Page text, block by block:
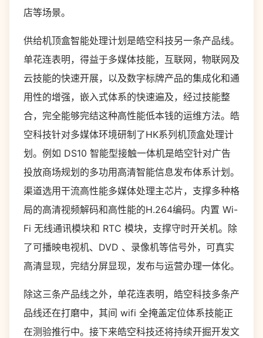
店等场景。
供给机顶盒智能处理计划是皓空科技另一条产品线。
单花连表明，得益于多媒体技能，互联网，物联网及
云技能的快速开展，以及数字标牌产品的集成化和通
用性的增强，嵌入式体系的快速遍及，经过技能整
合，完全能够完结这种高性能低本钱的运维方法。皓
空科技针对多媒体环境研制了HK系列机顶盒处理计
划。例如 DS10 智能型接触一体机是皓空针对广告
投放商场规划的多功用高清智能信息发布体系计划。
渠道选用干流高性能多媒体处理主芯片，支撑多种格
局的高清视频解码和高性能的H.264编码。内置 Wi-
Fi 无线通讯模块和 RTC 模块，支撑守时开关机。除
了可播映电视机、 DVD 、录像机等信号外，可真实
高清显现，完结分屏显现，发布与运营办理一体化。
除这三条产品线之外，单花连表明，皓空科技多条产
品线还在打磨中，其间 wifi 全掩盖定位体系技能正
在测验推行中。接下来皓空科技还将持续开掘开发文